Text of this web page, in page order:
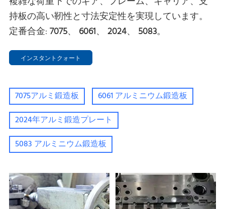
持板の高い靭性と寸法安定性を実現しています。
定番合金: 7075、 6061、 2024、 5083。
インスタントクォート
7075アルミ鍛造板
6061 アルミニウム鍛造板
2024年アルミ鍛造プレート
5083 アルミニウム鍛造板